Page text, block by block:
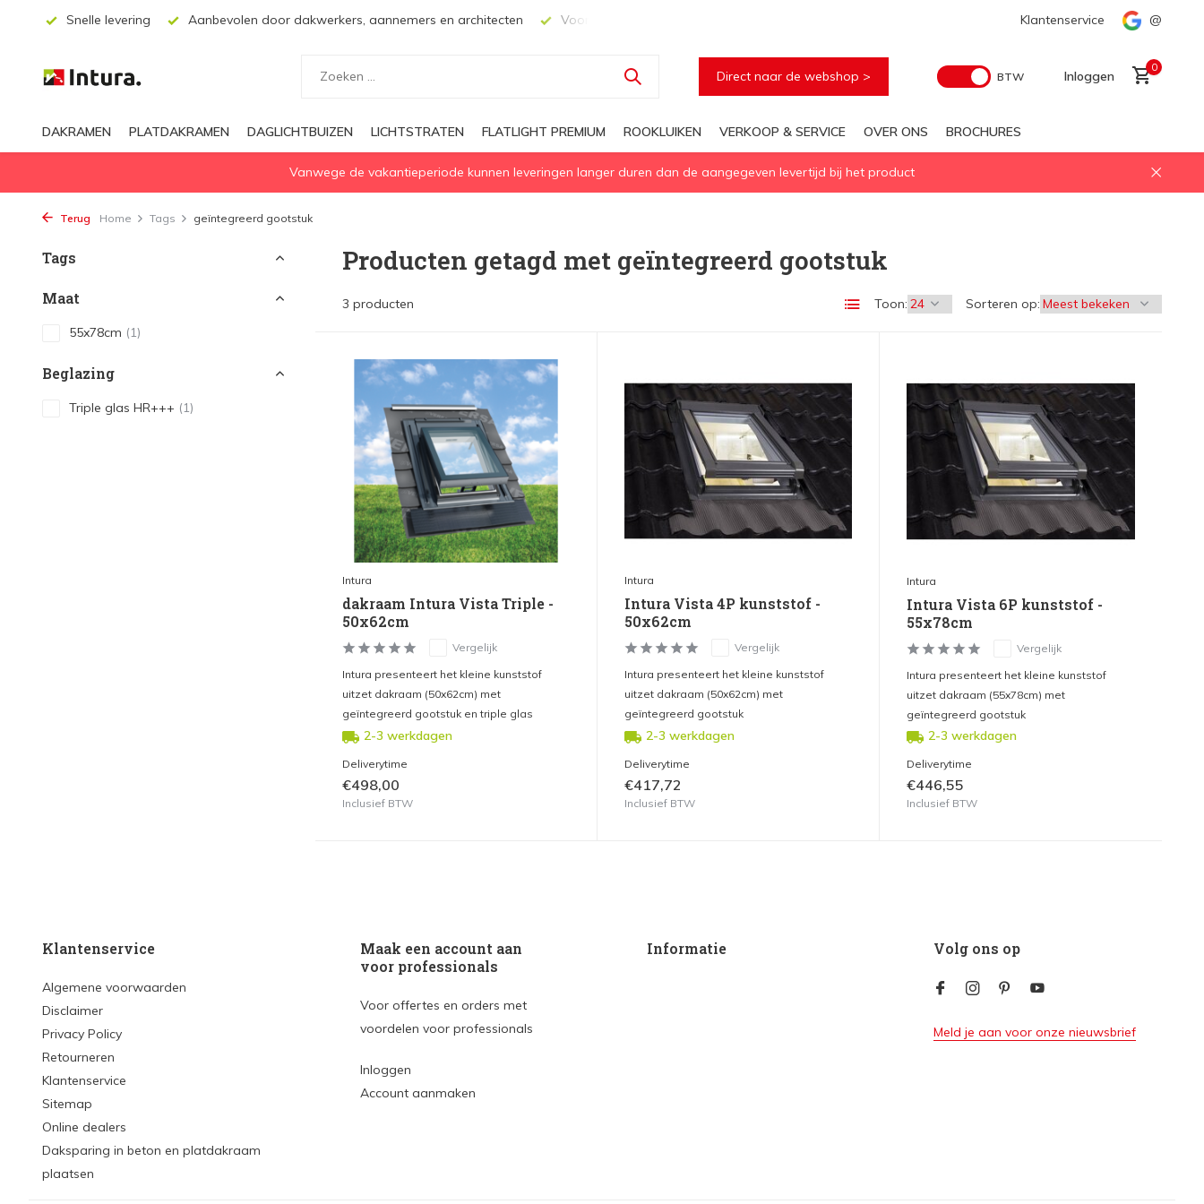
Snelle levering Aanbevolen door dakwerkers, aannemers en architecten Voor elke geïsoleerd daglichtoplossing Klantenservice @
Direct naar de webshop > BTW Inloggen
0
DAKRAMEN PLATDAKRAMEN DAGLICHTBUIZEN LICHTSTRATEN FLATLIGHT PREMIUM ROOKLUIKEN VERKOOP & SERVICE OVER ONS BROCHURES
Vanwege de vakantieperiode kunnen leveringen langer duren dan de aangegeven levertijd bij het product
Terug Home Tags geïntegreerd gootstuk
Tags
Maat
55x78cm (1)
Beglazing
Triple glas HR+++ (1)
Producten getagd met geïntegreerd gootstuk
3 producten Toon: Sorteren op:
Intura
dakraam Intura Vista Triple -
50x62cm
Vergelijk
Intura presenteert het kleine kunststof
uitzet dakraam (50x62cm) met
geïntegreerd gootstuk en triple glas
2-3 werkdagen
Deliverytime
€498,00
Inclusief BTW
Intura
Intura Vista 4P kunststof -
50x62cm
Vergelijk
Intura presenteert het kleine kunststof
uitzet dakraam (50x62cm) met
geïntegreerd gootstuk
2-3 werkdagen
Deliverytime
€417,72
Inclusief BTW
Intura
Intura Vista 6P kunststof -
55x78cm
Vergelijk
Intura presenteert het kleine kunststof
uitzet dakraam (55x78cm) met
geïntegreerd gootstuk
2-3 werkdagen
Deliverytime
€446,55
Inclusief BTW
Klantenservice
Algemene voorwaarden
Disclaimer
Privacy Policy
Retourneren
Klantenservice
Sitemap
Online dealers
Daksparing in beton en platdakraam
plaatsen
Maak een account aan
voor professionals
Voor offertes en orders met
voordelen voor professionals
Inloggen
Account aanmaken
Informatie Volg ons op
Meld je aan voor onze nieuwsbrief